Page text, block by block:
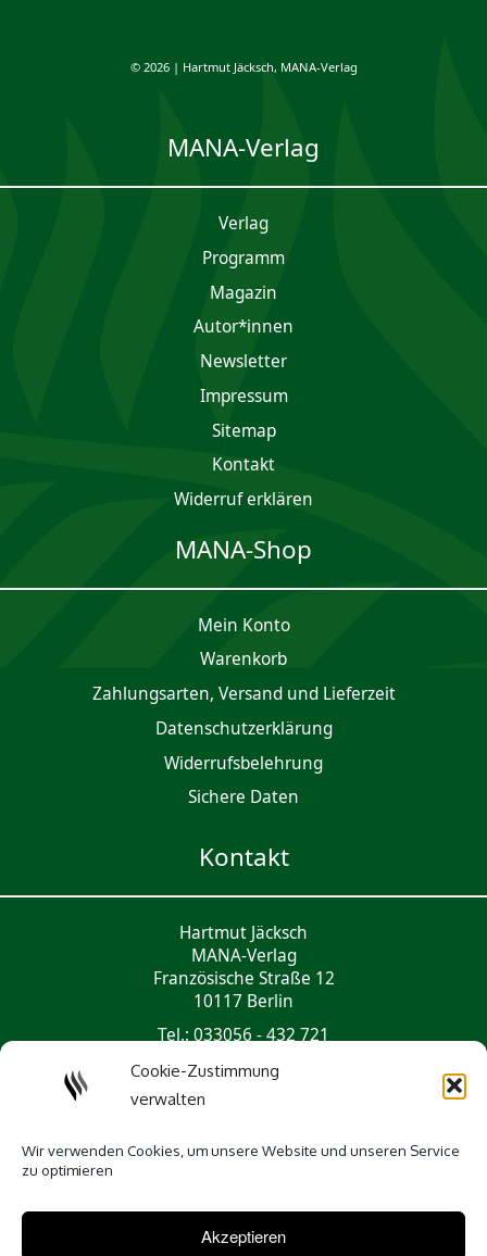
Cookie-Zustimmung
verwalten
Wir verwenden Cookies, um unsere Website und unseren Service
zu optimieren
Akzeptieren
© 2026 | Hartmut Jäcksch, MANA-Verlag
MANA-Verlag
Verlag
Programm
Magazin
Autor*innen
Newsletter
Impres­sum
Sitemap
Kontakt
Widerruf erklären
MANA-Shop
Mein Konto
Waren­korb
Zahlungsarten, Versand und Lieferzeit
Daten­schutz­er­klärung
Widerrufsbelehrung
Sichere Daten
Kontakt
Hartmut Jäcksch
MANA-Verlag
Französische Straße 12
10117 Berlin
Tel.: 033056 - 432 721
Social Media